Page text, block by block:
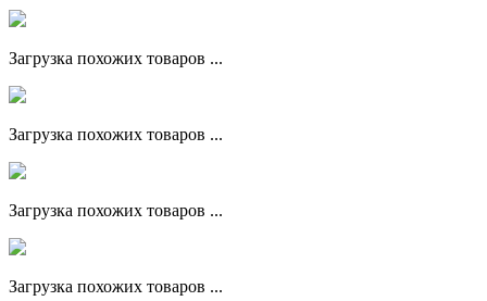
Загрузка похожих товаров ...
Загрузка похожих товаров ...
Загрузка похожих товаров ...
Загрузка похожих товаров ...